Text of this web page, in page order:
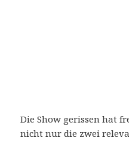
Die Show gerissen hat
nicht nur die zwei